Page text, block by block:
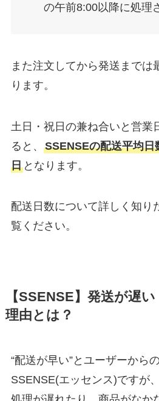
の午前8:00以降に処理
また注文してから発送までは
ります。
土日・祝日の兼ね合いと営業
ると、 SSENSEの配送平均
日となります。
配送日数について詳しく知り
覧ください。
【SSENSE】発送が遅
理由とは？
“配送が早い”とユーザーから
SSENSE(エッセンス)ですが